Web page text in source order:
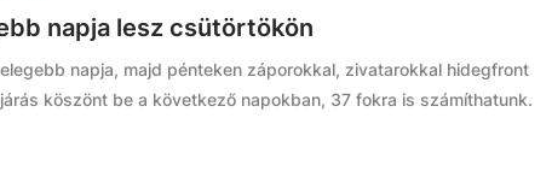
napja lesz csütörtökön
napja, majd pénteken záporokkal, zivatarokkal hidegfront
köszönt be a következő napokban, 37 fokra is számíthatunk.